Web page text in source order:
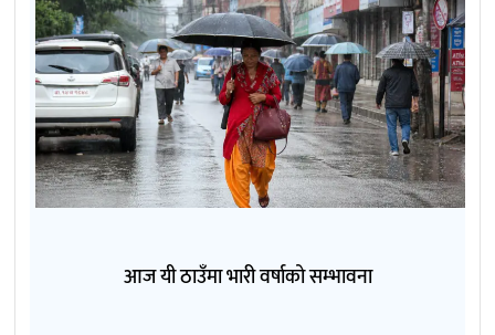
आज यी ठाउँमा भारी वर्षाको सम्भावना